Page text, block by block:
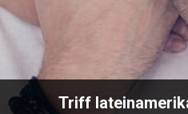
Triff